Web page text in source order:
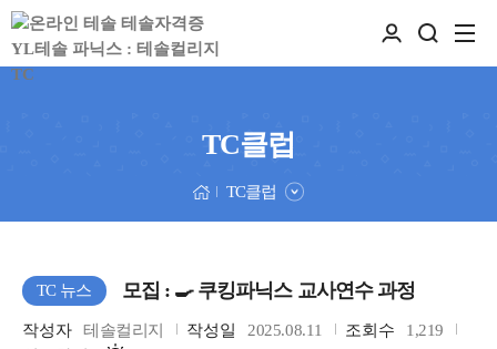
TC클럽
TC클럽
TC 뉴스 모집 : 🍳 쿠킹파닉스 교사연수 과정
작성자 테솔컬리지 작성일 2025.08.11 조회수
1,219